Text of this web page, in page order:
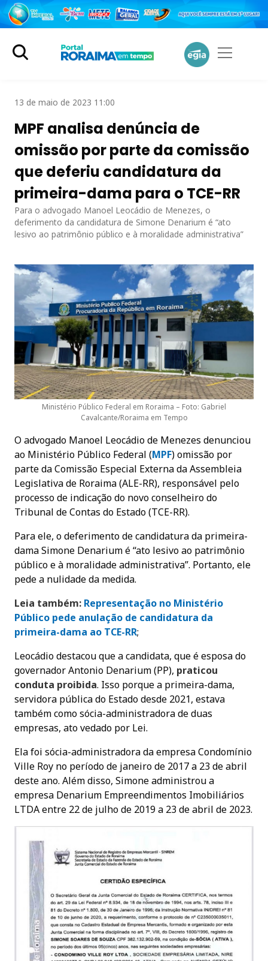
13 de maio de 2023 11:00
MPF analisa denúncia de
omissão por parte da comissão
que deferiu candidatura da
primeira-dama para o TCE-RR
Para o advogado Manoel Leocádio de Menezes, o
deferimento da candidatura de Simone Denarium é “ato
lesivo ao patrimônio público e à moralidade administrativa”
Ministério Público Federal em Roraima – Foto: Gabriel
Cavalcante/Roraima em Tempo
O advogado Manoel Leocádio de Menezes denunciou
ao Ministério Público Federal (MPF) omissão por
parte da Comissão Especial Externa da Assembleia
Legislativa de Roraima (ALE-RR), responsável pelo
processo de indicação do novo conselheiro do
Tribunal de Contas do Estado (TCE-RR).
Para ele, o deferimento de candidatura da primeira-
dama Simone Denarium é “ato lesivo ao patrimônio
público e à moralidade administrativa”. Portanto, ele
pede a nulidade da medida.
Leia também: Representação no Ministério
Público pede anulação de candidatura da
primeira-dama ao TCE-RR;
Leocádio destacou que a candidata, que é esposa do
governador Antonio Denarium (PP), praticou
conduta proibida. Isso porque a primeira-dama,
servidora pública do Estado desde 2021, estava
também como sócia-administradora de duas
empresas, ato vedado por Lei.
Ela foi sócia-administradora da empresa Condomínio
Ville Roy no período de janeiro de 2017 a 23 de abril
deste ano. Além disso, Simone administrou a
empresa Denarium Empreendimentos Imobiliários
LTDA entre 22 de julho de 2019 a 23 de abril de 2023.